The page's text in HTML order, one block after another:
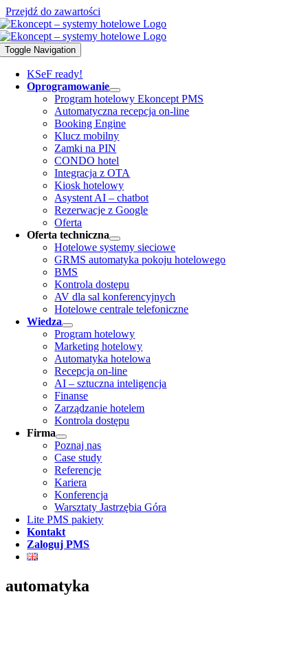
Przejdź do zawartości
Toggle Navigation
KSeF ready!
Oprogramowanie
Program hotelowy Ekoncept PMS
Automatyczna recepcja on-line
Booking Engine
Klucz mobilny
Zamki na PIN
CONDO hotel
Integracja z OTA
Kiosk hotelowy
Asystent AI – chatbot
Rezerwacje z Google
Oferta
Oferta techniczna
Hotelowe systemy sieciowe
GRMS automatyka pokoju hotelowego
BMS
Kontrola dostępu
AV dla sal konferencyjnych
Hotelowe centrale telefoniczne
Wiedza
Program hotelowy
Marketing hotelowy
Automatyka hotelowa
Recepcja on-line
AI – sztuczna inteligencja
Finanse
Zarządzanie hotelem
Kontrola dostępu
Firma
Poznaj nas
Case study
Referencje
Kariera
Konferencja
Warsztaty Jastrzębia Góra
Lite PMS pakiety
Kontakt
Zaloguj PMS
automatyka